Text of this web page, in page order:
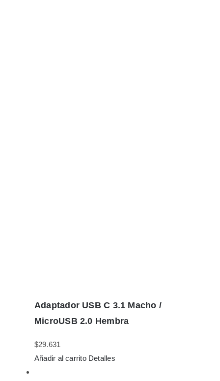
Adaptador USB C 3.1 Macho /
MicroUSB 2.0 Hembra
$29.631
Añadir al carrito Detalles